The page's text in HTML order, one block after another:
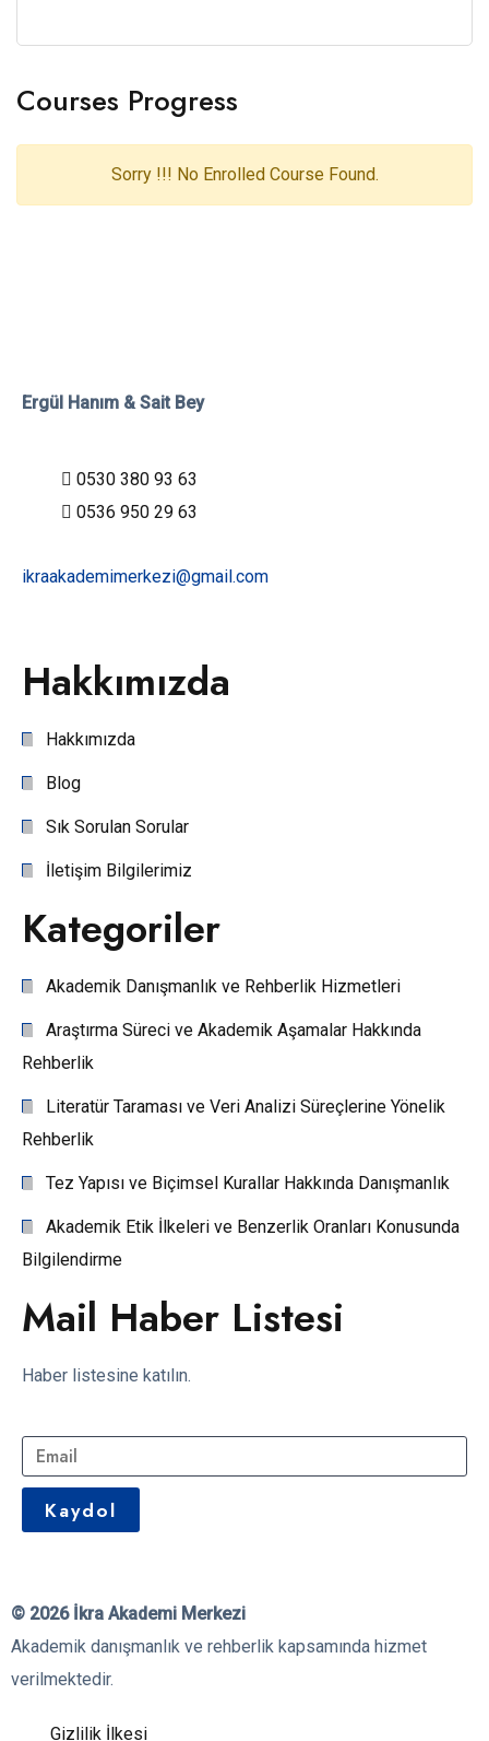
Courses Progress
Sorry !!! No Enrolled Course Found.
Ergül Hanım & Sait Bey
0530 380 93 63
0536 950 29 63
ikraakademimerkezi@gmail.com
Hakkımızda
Hakkımızda
Blog
Sık Sorulan Sorular
İletişim Bilgilerimiz
Kategoriler
Akademik Danışmanlık ve Rehberlik Hizmetleri
Araştırma Süreci ve Akademik Aşamalar Hakkında
Rehberlik
Literatür Taraması ve Veri Analizi Süreçlerine Yönelik
Rehberlik
Tez Yapısı ve Biçimsel Kurallar Hakkında Danışmanlık
Akademik Etik İlkeleri ve Benzerlik Oranları Konusunda
Bilgilendirme
Mail Haber Listesi
Haber listesine katılın.
© 2026 İkra Akademi Merkezi
Akademik danışmanlık ve rehberlik kapsamında hizmet
verilmektedir.
Gizlilik İlkesi